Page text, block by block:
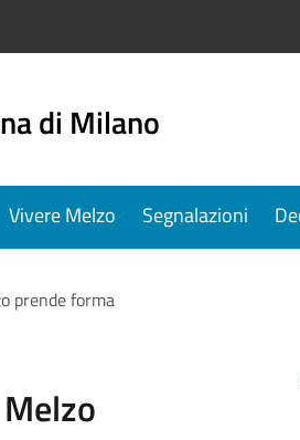
di Milano
Vivere Melzo Segnalazioni
prende forma